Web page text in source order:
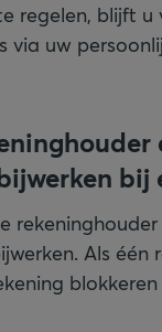
regelen, blijft
via uw
bij
Als